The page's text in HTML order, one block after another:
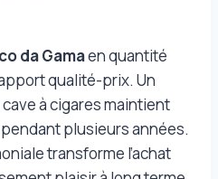
da Gamaen quantité
qualité-prix. Un
à cigares maintient
plusieurs années.
transforme l’achat